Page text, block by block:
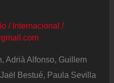
/ Internacional /
Adrià Alfonso, Guillem
Bestué, Paula Sevilla